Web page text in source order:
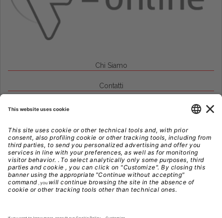
Chi Siamo
Contatti
Note Legali
Privacy
Gestione Cookie